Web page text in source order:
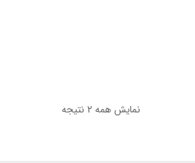
نمایش همه 2 نتیجه